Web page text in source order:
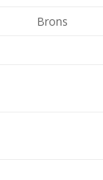
Brons